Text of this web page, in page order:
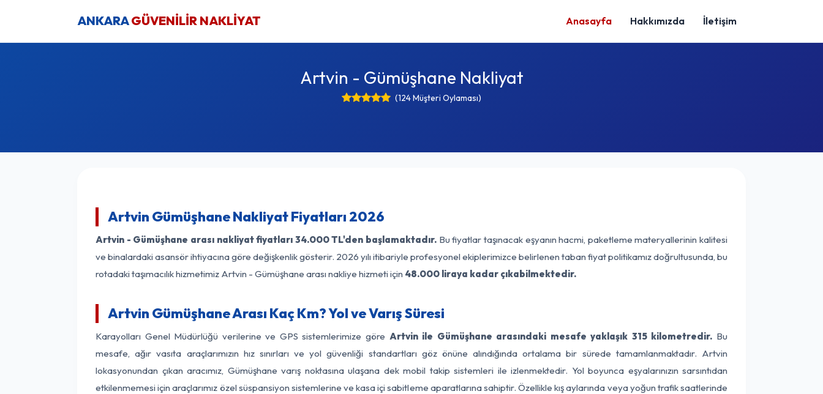
ANKARAGÜVENİLİR NAKLİYAT Anasayfa Hakkımızda İletişim
Artvin - Gümüşhane Nakliyat
(124 Müşteri Oylaması)
Artvin Gümüşhane Nakliyat Fiyatları 2026
Artvin - Gümüşhane arası nakliyat fiyatları 34.000 TL'den başlamaktadır. Bu fiyatlar taşınacak eşyanın hacmi, paketleme materyallerinin kalitesi
ve binalardaki asansör ihtiyacına göre değişkenlik gösterir. 2026 yılı itibariyle profesyonel ekiplerimizce belirlenen taban fiyat politikamız doğrultusunda, bu
rotadaki taşımacılık hizmetimiz Artvin - Gümüşhane arası nakliye hizmeti için 48.000 liraya kadar çıkabilmektedir.
Artvin Gümüşhane Arası Kaç Km? Yol ve Varış Süresi
Karayolları Genel Müdürlüğü verilerine ve GPS sistemlerimize göre Artvin ile Gümüşhane arasındaki mesafe yaklaşık 315 kilometredir. Bu
mesafe, ağır vasıta araçlarımızın hız sınırları ve yol güvenliği standartları göz önüne alındığında ortalama bir sürede tamamlanmaktadır. Artvin
lokasyonundan çıkan aracımız, Gümüşhane varış noktasına ulaşana dek mobil takip sistemleri ile izlenmektedir. Yol boyunca eşyalarınızın sarsıntıdan
etkilenmemesi için araçlarımız özel süspansiyon sistemlerine ve kasa içi sabitleme aparatlarına sahiptir. Özellikle kış aylarında veya yoğun trafik saatlerinde